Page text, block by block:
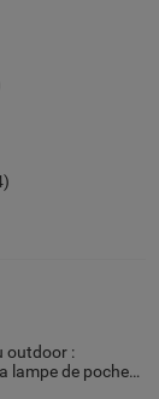
outdoor :
lampe de poche